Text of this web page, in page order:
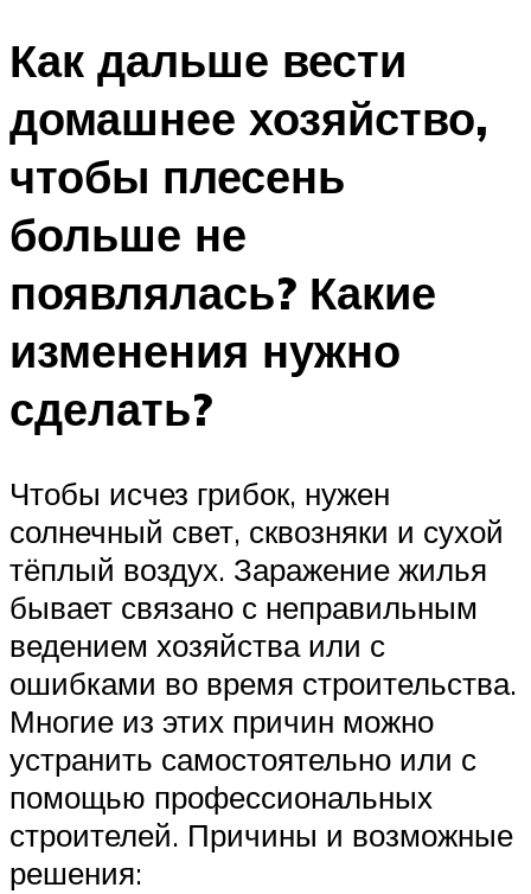
Как дальше вести
домашнее хозяйство,
чтобы плесень
больше не
появлялась? Какие
изменения нужно
сделать?
Чтобы исчез грибок, нужен
солнечный свет, сквозняки и сухой
тёплый воздух. Заражение жилья
бывает связано с неправильным
ведением хозяйства или с
ошибками во время строительства.
Многие из этих причин можно
устранить самостоятельно или с
помощью профессиональных
строителей. Причины и возможные
решения: